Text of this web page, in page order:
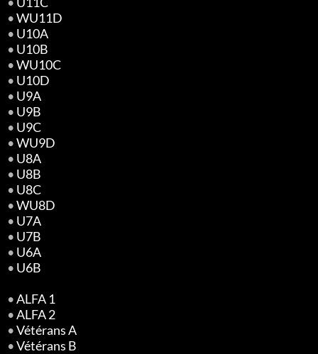
•WU11D
• U10A
• U10B
•WU10C
• U10D
• U9A
• U9B
• U9C
•WU9D
• U8A
• U8B
• U8C
•WU8D
• U7A
• U7B
• U6A
• U6B
•ALFA 1
•ALFA 2
•Vétérans A
•Vétérans B